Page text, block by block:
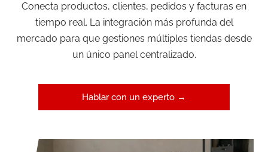
Conecta productos, clientes, pedidos y facturas en
tiempo real. La integración más profunda del
mercado para que gestiones múltiples tiendas desde
un único panel centralizado.
Hablar con un experto →